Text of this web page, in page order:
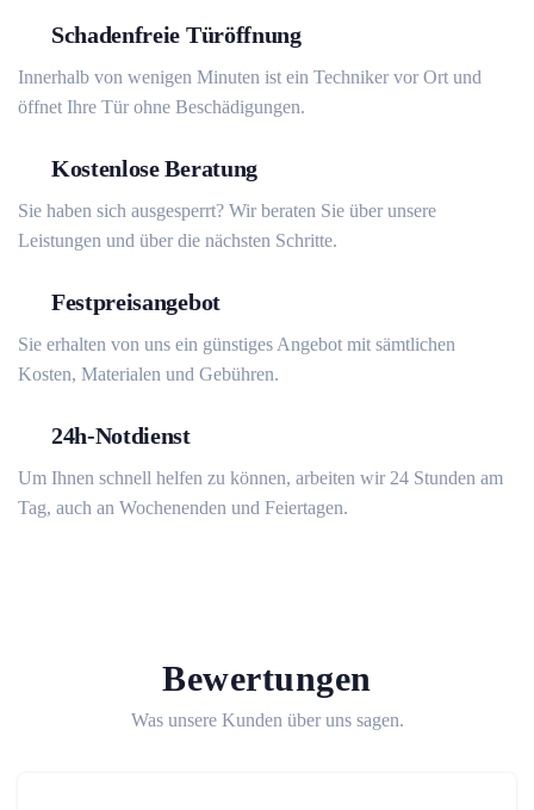
Schadenfreie Türöffnung
Innerhalb von wenigen Minuten ist ein Techniker vor Ort und
öffnet Ihre Tür ohne Beschädigungen.
Kostenlose Beratung
Sie haben sich ausgesperrt? Wir beraten Sie über unsere
Leistungen und über die nächsten Schritte.
Festpreisangebot
Sie erhalten von uns ein günstiges Angebot mit sämtlichen
Kosten, Materialen und Gebühren.
24h-Notdienst
Um Ihnen schnell helfen zu können, arbeiten wir 24 Stunden am
Tag, auch an Wochenenden und Feiertagen.
Bewertungen
Was unsere Kunden über uns sagen.